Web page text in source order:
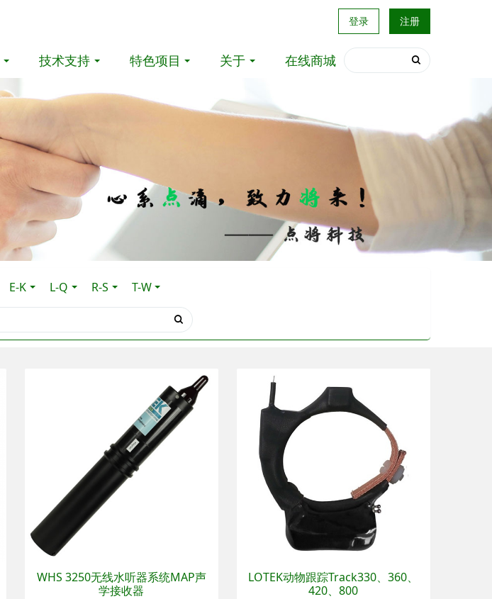
登录 注册
技术支持 特色项目 关于 在线商城
E-K L-Q R-S T-W
WHS 3250无线水听器系统MAP声
学接收器
LOTEK动物跟踪Track330、360、
420、800